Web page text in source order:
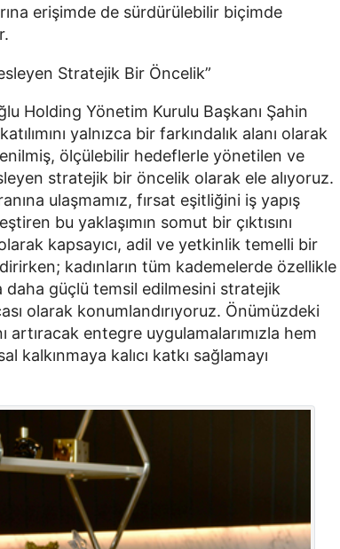
erişimde de sürdürülebilir biçimde
Stratejik Bir Öncelik”
Holding Yönetim Kurulu Başkanı Şahin
yalnızca bir farkındalık alanı olarak
ölçülebilir hedeflerle yönetilen ve
stratejik bir öncelik olarak ele alıyoruz.
ulaşmamız, fırsat eşitliğini iş yapış
bu yaklaşımın somut bir çıktısını
kapsayıcı, adil ve yetkinlik temelli bir
kadınların tüm kademelerde özellikle
daha güçlü temsil edilmesini stratejik
olarak konumlandırıyoruz. Önümüzdeki
artıracak entegre uygulamalarımızla hem
kalkınmaya kalıcı katkı sağlamayı